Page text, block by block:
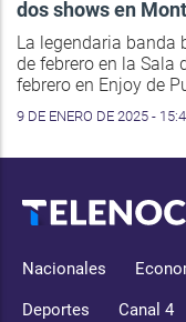
dos shows en
La legendaria banda
de febrero en la Sala
febrero en Enjoy de
9 DE ENERO DE 2025 -
Nacionales
Deportes Canal 4